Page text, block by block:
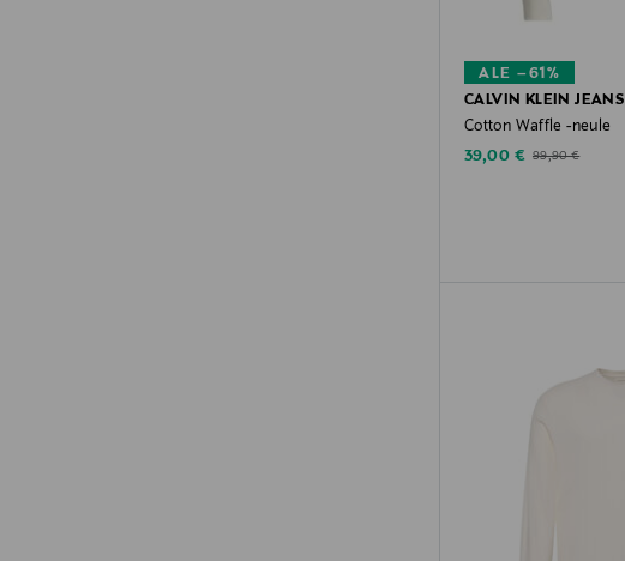
ALE –61%
CALVIN KLEIN JEANS
Cotton Waffle -neule
Discounted Price
39,00 € Original Price
99,90 €